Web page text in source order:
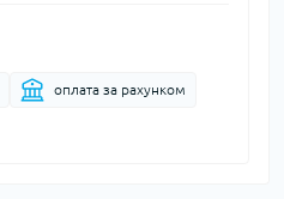
оплата за рахунком